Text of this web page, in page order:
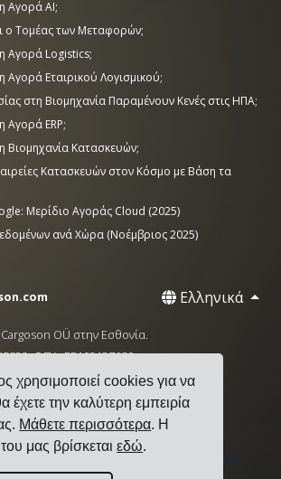
χρησιμοποιεί cookies για να
έχετε την καλύτερη εμπειρία
Μάθετε περισσότερα. Η
μας βρίσκεταιεδώ.
Αγορά AI;
ο Τομέας των Μεταφορών;
Αγορά Logistics;
Αγορά Εταιρικού Λογισμικού;
στη Βιομηχανία Παραμένουν Κενές στις ΗΠΑ;
Αγορά ERP;
Βιομηχανία Κατασκευών;
Κατασκευών στον Κόσμο με Βάση τα
Μερίδιο Αγοράς Cloud (2025)
ανά Χώρα (Νοέμβριος 2025)
Ελληνικά
OÜ στην Εσθονία.
ΦΠΑ: EE102137680.
11314 Ταλίν, Εσθονία
Απορρήτου|Πολιτική Cookies